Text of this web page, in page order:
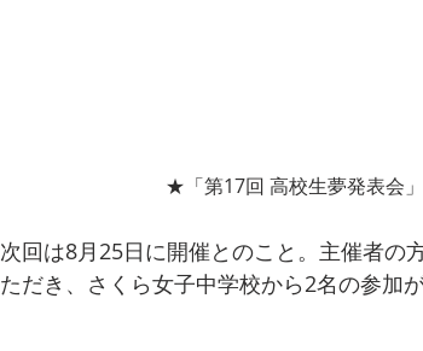
★「第17回 高校生夢発表会
次回は8月25日に開催とのこと。主催者の
ただき、さくら女子中学校から2名の参加